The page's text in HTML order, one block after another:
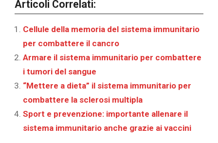
Articoli Correlati:
Cellule della memoria del sistema immunitario
per combattere il cancro
Armare il sistema immunitario per combattere
i tumori del sangue
“Mettere a dieta” il sistema immunitario per
combattere la sclerosi multipla
Sport e prevenzione: importante allenare il
sistema immunitario anche grazie ai vaccini